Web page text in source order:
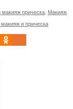
прическа Макияж
и прическа